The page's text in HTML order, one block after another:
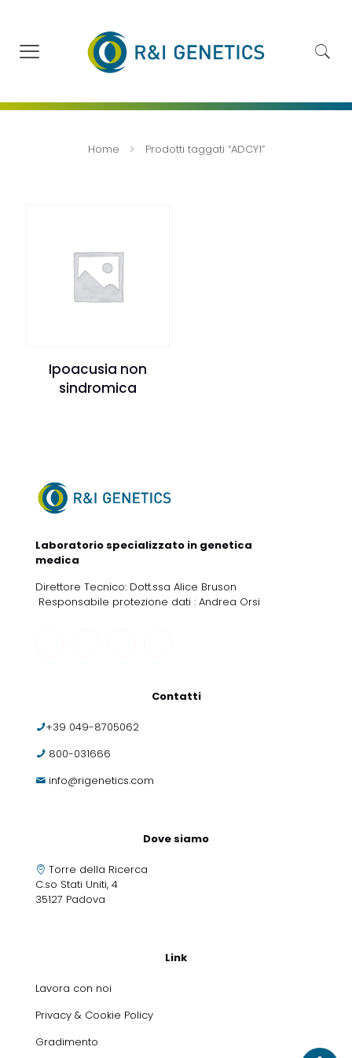
Home Prodotti taggati “ADCY1”
Ipoacusia non
sindromica
Laboratorio specializzato in genetica
medica
Direttore Tecnico: Dott.ssa Alice Bruson
Responsabile protezione dati : Andrea Orsi
Contatti
+39 049-8705062
800-031666
info@rigenetics.com
Dove siamo
Torre della Ricerca
C.so Stati Uniti, 4
35127 Padova
Link
Lavora con noi
Privacy & Cookie Policy
Gradimento